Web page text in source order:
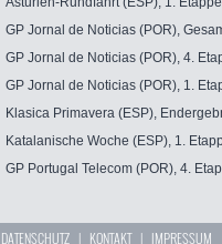
GP Jornal de Noticias (POR),
GP Jornal de Noticias (POR), 4.
GP Jornal de Noticias (POR), 1.
Klasica Primavera (ESP),
Katalanische Woche (ESP), 1.
GP Portugal Telecom (POR), 4.
DATENSCHUTZ | KONTAKT| IMPRESSUM